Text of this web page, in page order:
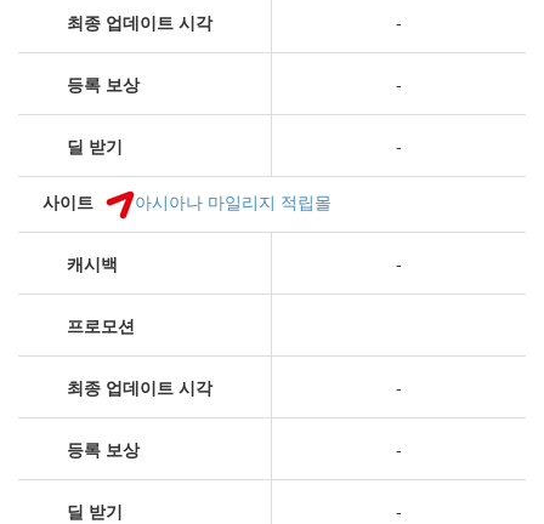
최종 업데이트 시각 -
등록 보상 -
딜 받기 -
사이트 아시아나 마일리지 적립몰
캐시백 -
프로모션
최종 업데이트 시각 -
등록 보상 -
딜 받기 -